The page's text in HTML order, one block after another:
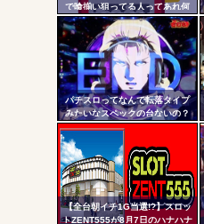
で喰揃い狙ってる人ってあれ何
の意味があるの？」
パチスロってなんで転落タイプ
みたいなスペックの台ないの？
【全台朝イチ1G当選!?】スロッ
トZENT555が8月7日のハナハナ
ツー
ル